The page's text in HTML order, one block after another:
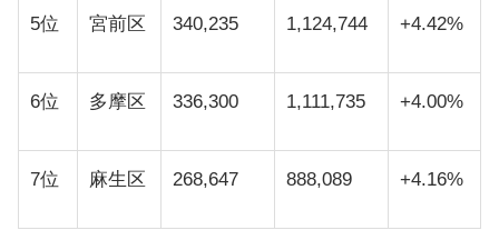
5位 宮前区 340,235 1,124,744 +4.42%
6位 多摩区 336,300 1,111,735 +4.00%
7位 麻生区 268,647 888,089 +4.16%